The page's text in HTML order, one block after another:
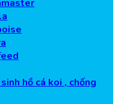
hồ cá koi , chống